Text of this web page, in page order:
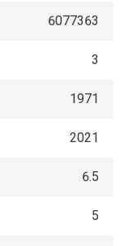
6077363
3
1971
2021
6.5
5